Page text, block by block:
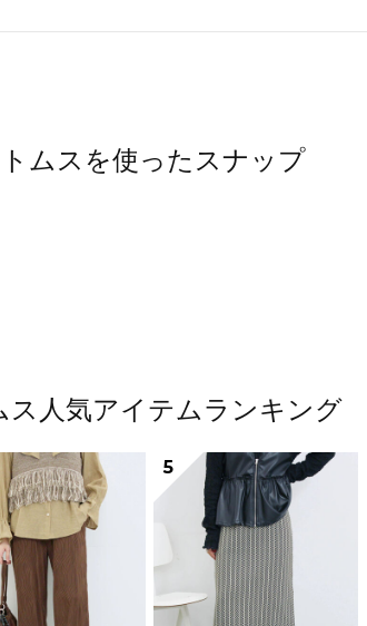
ムスを使ったスナップ
ス人気アイテムランキング
5